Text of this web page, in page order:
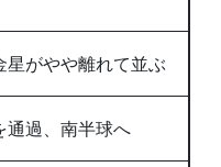
星がやや離れて並ぶ
通過、南半球へ